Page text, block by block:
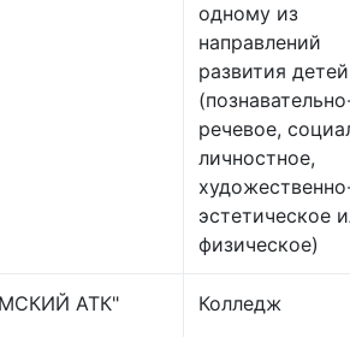
одному из
направлений
развития детей
речевое,
личностное,
эстетическое
физическое)
АТК" Колледж